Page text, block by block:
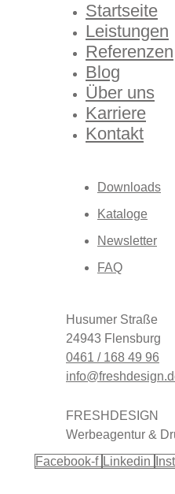
Startseite
Leistungen
Referenzen
Blog
Über uns
Karriere
Kontakt
Downloads
Kataloge
Newsletter
FAQ
Husumer Straße
24943 Flensburg
0461 / 168 49 96
FRESHDESIGN
Werbeagentur &
Facebook-f Linkedin